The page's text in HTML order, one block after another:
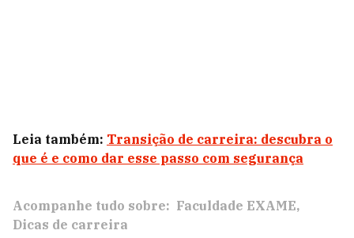
Leia também: Transição de carreira: descubra o
que é e como dar esse passo com segurança
Acompanhe tudo sobre: Faculdade EXAME
Dicas de carreira